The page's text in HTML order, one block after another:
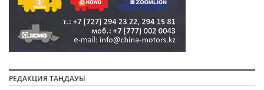
РЕДАКЦИЯ ТАҢДАУЫ